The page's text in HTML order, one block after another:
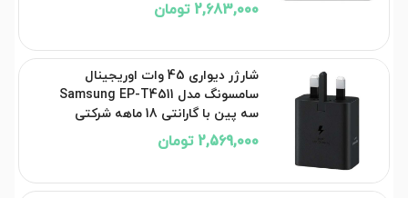
2,683,000 تومان
شارژر دیواری 45 وات اوریجینال
سامسونگ مدل Samsung EP-T4511
سه پین با گارانتی 18 ماهه شرکتی
2,569,000 تومان